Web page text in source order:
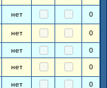
нет 0
нет 0
нет 0
нет 0
нет 0